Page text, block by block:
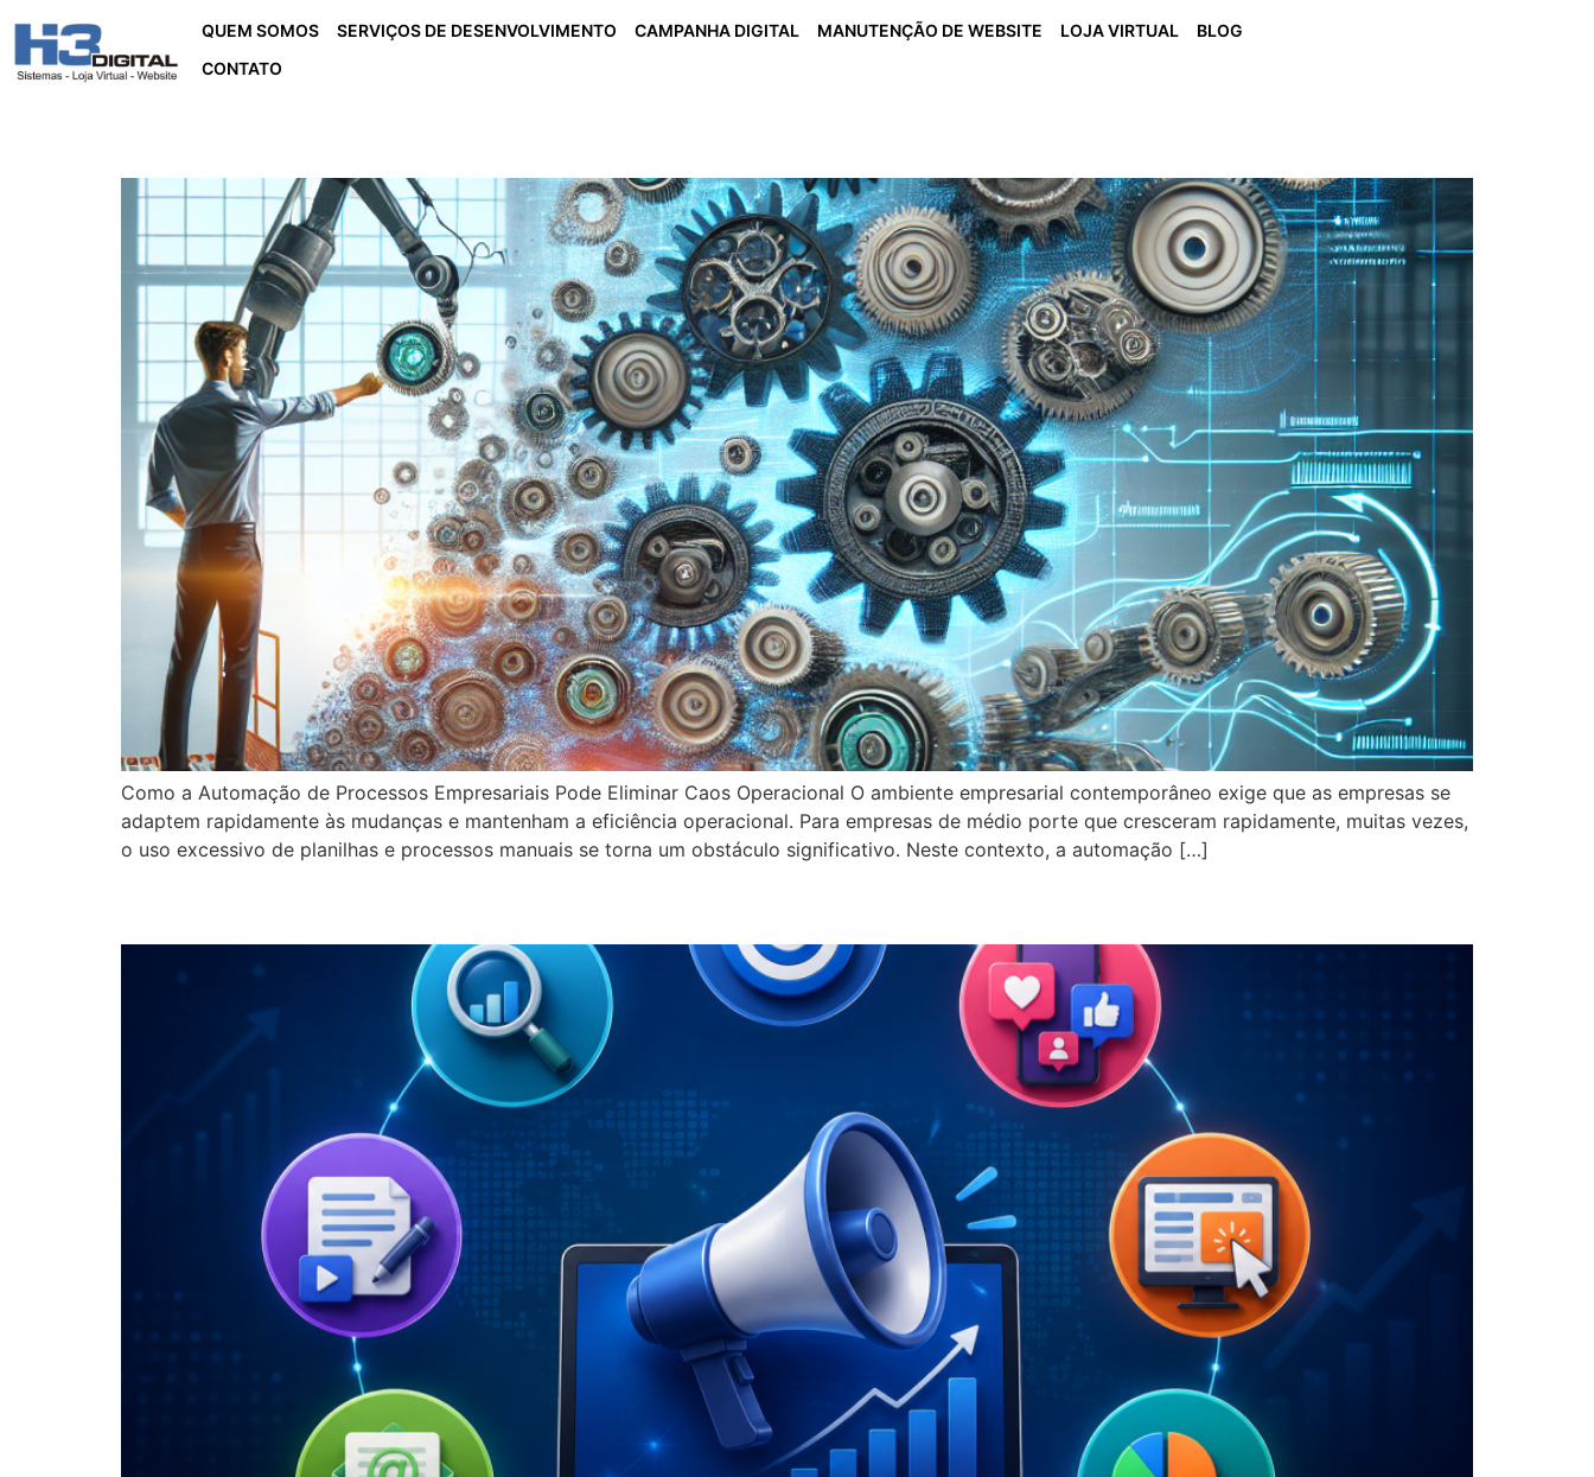
QUEM SOMOS SERVIÇOS DE DESENVOLVIMENTO CAMPANHA DIGITAL MANUTENÇÃO DE WEBSITE LOJA VIRTUAL
BLOG
CONTATO
Como a Automação de Processos Empresariais Pode Eliminar Caos Operacional O ambiente empresarial contemporâneo exige que as empresas se
adaptem rapidamente às mudanças e mantenham a eficiência operacional. Para empresas de médio porte que cresceram rapidamente, muitas vezes,
o uso excessivo de planilhas e processos manuais se torna um obstáculo significativo. Neste contexto, a automação […]